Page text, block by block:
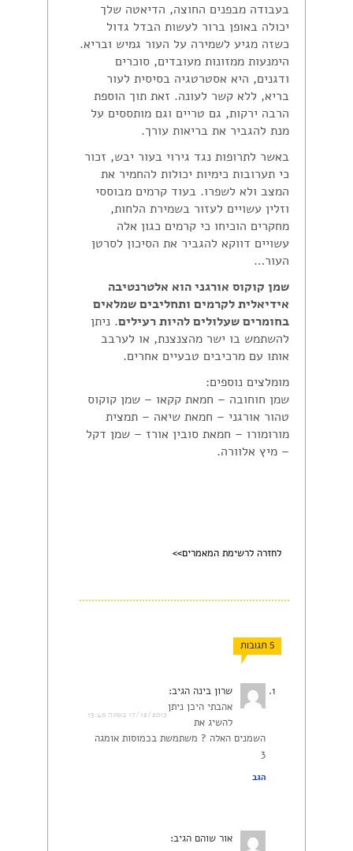
בעבודה מבפנים החוצה, הדיאטה שלך
יכולה באופן ברור לעשות הבדל גדול
כשזה מגיע לשמירה על העור גמיש ובריא.
הימנעות ממזונות מעובדים, סוכרים
ודגנים, היא אסטרטגיה בסיסית לעור
בריא, ללא קשר לעונה. זאת תוך הוספת
הרבה ירקות, גם טריים וגם מותססים על
מנת להגביר את בריאות עורך.
באשר לתרופות נגד גירוי בעור יבש, זכור
כי תערובות כימיות יכולות להחמיר את
המצב ולא לשפרו. בעוד קרמים מבוססי
וזלין עשויים לעזור בשמירת הלחות,
מחקרים הוכיחו כי קרמים כגון אלה
עשויים דווקא להגביר את הסיכון לסרטן
העור…
שמן קוקוס אורגני הוא אלטרנטיבה
אידיאלית לקרמים ותחליבים שמלאים
בחומרים שעלולים להיות רעילים. ניתן
להשתמש בו ישר מהצנצנת, או לערבב
אותו עם מרכיבים טבעיים אחרים.
מומלצים נוספים:
שמן חוחובה – חמאת קקאו – שמן קוקוס
טהור אורגני – חמאת שיאה – תמצית
מורומורו – חמאת סובין אורז – שמן דקל
– מיץ אלוורה.
לחזרה לרשימת המאמרים>>
5 תגובות
שרון בינה הגיב:
17/12/2013 בשעה 13:40
אהבתי היכן ניתן
להשיג את
השמנים האלה ? משתמשת בכמוסות אומגה
3
הגב
אור שוהם הגיב: